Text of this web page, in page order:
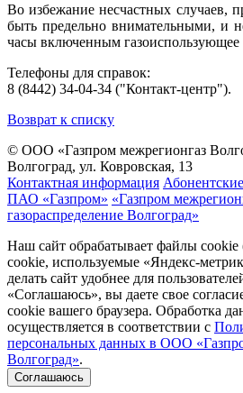
Во избежание несчастных случаев,
быть предельно внимательными, и
часы включенным газоиспользующее
Телефоны для справок:
8 (8442) 34-04-34 ("Контакт-центр").
Возврат к списку
© ООО «Газпром межрегионгаз
Волгоград, ул. Ковровская, 13
Контактная информация
ПАО «Газпром» «Газпром
газораспределение Волгоград»
Наш сайт обрабатывает файлы
cookie, используемые «Яндекс-
делать сайт удобнее для
«Соглашаюсь», вы даете свое
cookie вашего браузера. Обработка
осуществляется в соответствии с
персональных данных в ООО
Волгоград».
Соглашаюсь